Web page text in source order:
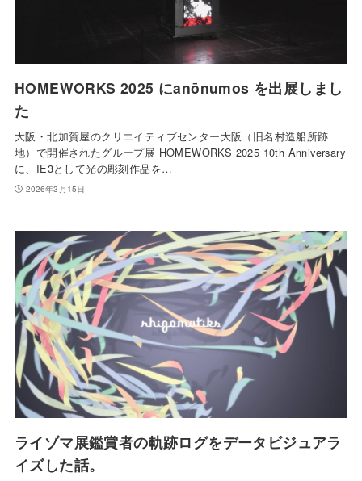
HOMEWORKS 2025 にanōnumos を出展しまし
た
大阪・北加賀屋のクリエイティブセンター大阪（旧名村造船所跡
地）で開催されたグループ展 HOMEWORKS 2025 10th Anniversary
に、IE3として光の彫刻作品を…
2026年3月15日
ライゾマ展鑑賞者の軌跡ログをデータビジュアラ
イズした話。